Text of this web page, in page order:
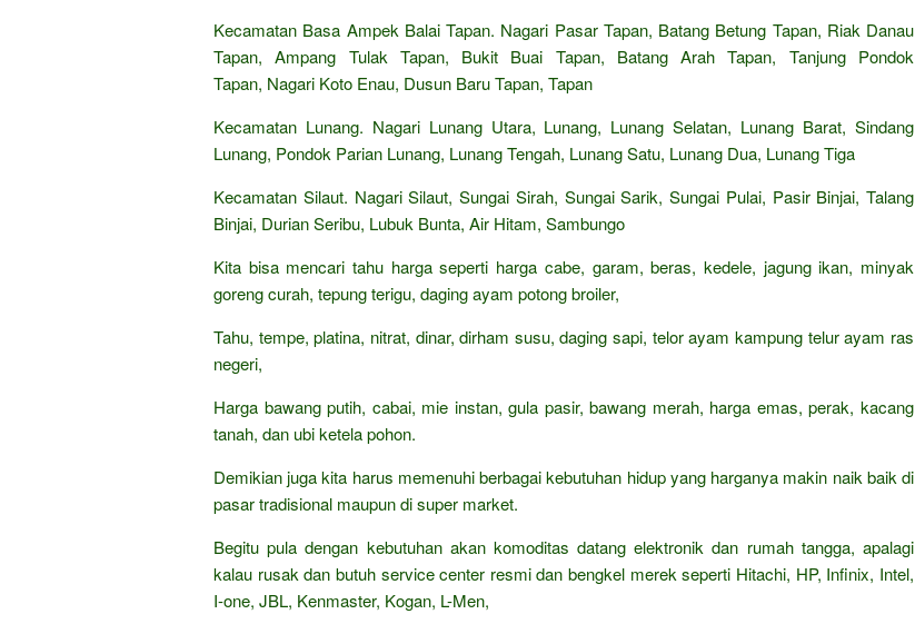
Kecamatan Basa Ampek Balai Tapan. Nagari Pasar Tapan, Batang Betung Tapan, Riak Danau
Tapan, Ampang Tulak Tapan, Bukit Buai Tapan, Batang Arah Tapan, Tanjung Pondok
Tapan, Nagari Koto Enau, Dusun Baru Tapan, Tapan
Kecamatan Lunang. Nagari Lunang Utara, Lunang, Lunang Selatan, Lunang Barat, Sindang
Lunang, Pondok Parian Lunang, Lunang Tengah, Lunang Satu, Lunang Dua, Lunang Tiga
Kecamatan Silaut. Nagari Silaut, Sungai Sirah, Sungai Sarik, Sungai Pulai, Pasir Binjai, Talang
Binjai, Durian Seribu, Lubuk Bunta, Air Hitam, Sambungo
Kita bisa mencari tahu harga seperti harga cabe, garam, beras, kedele, jagung ikan, minyak
goreng curah, tepung terigu, daging ayam potong broiler,
Tahu, tempe, platina, nitrat, dinar, dirham susu, daging sapi, telor ayam kampung telur ayam ras
negeri,
Harga bawang putih, cabai, mie instan, gula pasir, bawang merah, harga emas, perak, kacang
tanah, dan ubi ketela pohon.
Demikian juga kita harus memenuhi berbagai kebutuhan hidup yang harganya makin naik baik di
pasar tradisional maupun di super market.
Begitu pula dengan kebutuhan akan komoditas datang elektronik dan rumah tangga, apalagi
kalau rusak dan butuh service center resmi dan bengkel merek seperti Hitachi, HP, Infinix, Intel,
I-one, JBL, Kenmaster, Kogan, L-Men,